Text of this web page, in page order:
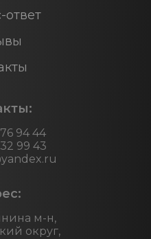
94 44
99 43
м-н,
округ,
ответ